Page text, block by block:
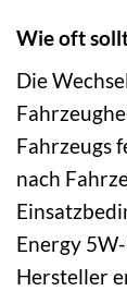
Wie oft
Die
Fahrzeugs
nach
Energy
Hersteller